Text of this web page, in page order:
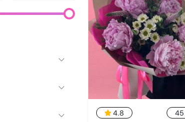
4.8 45